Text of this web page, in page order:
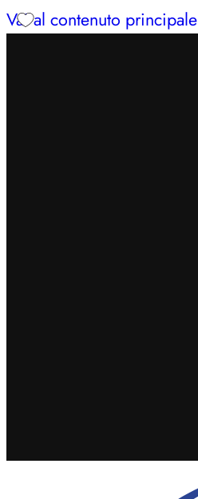
Vai al contenuto principale